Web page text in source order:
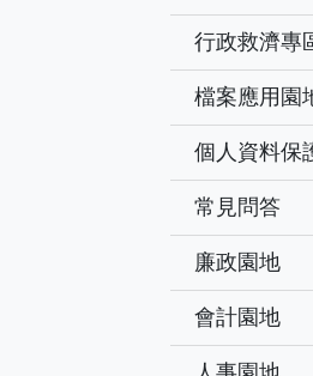
行政救濟專
檔案應用園
個人資料保
常見問答
廉政園地
會計園地